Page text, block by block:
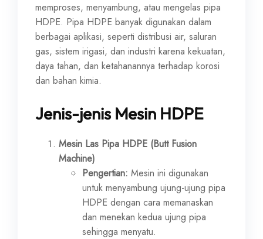
memproses, menyambung, atau mengelas pipa
HDPE. Pipa HDPE banyak digunakan dalam
berbagai aplikasi, seperti distribusi air, saluran
gas, sistem irigasi, dan industri karena kekuatan,
daya tahan, dan ketahanannya terhadap korosi
dan bahan kimia.
Jenis-jenis Mesin HDPE
Mesin Las Pipa HDPE (Butt Fusion
Machine)
Pengertian: Mesin ini digunakan
untuk menyambung ujung-ujung pipa
HDPE dengan cara memanaskan
dan menekan kedua ujung pipa
sehingga menyatu.